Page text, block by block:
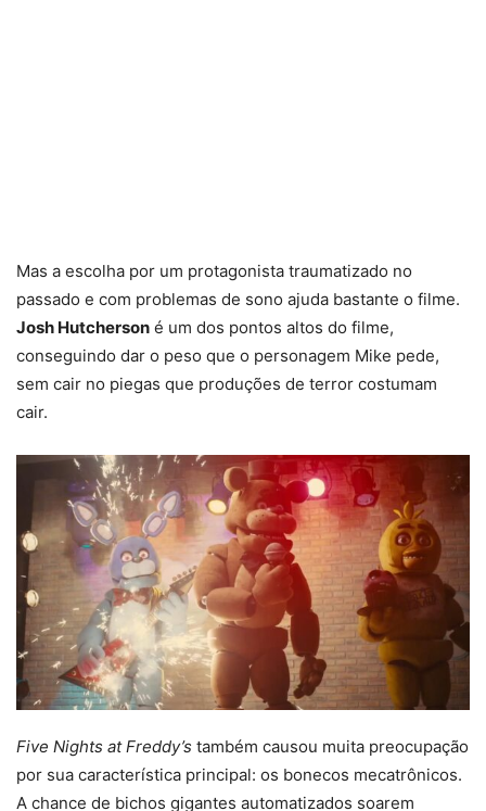
Mas a escolha por um protagonista traumatizado no
passado e com problemas de sono ajuda bastante o filme.
Josh Hutcherson é um dos pontos altos do filme,
conseguindo dar o peso que o personagem Mike pede,
sem cair no piegas que produções de terror costumam
cair.
Five Nights at Freddy’s também causou muita preocupação
por sua característica principal: os bonecos mecatrônicos.
A chance de bichos gigantes automatizados soarem